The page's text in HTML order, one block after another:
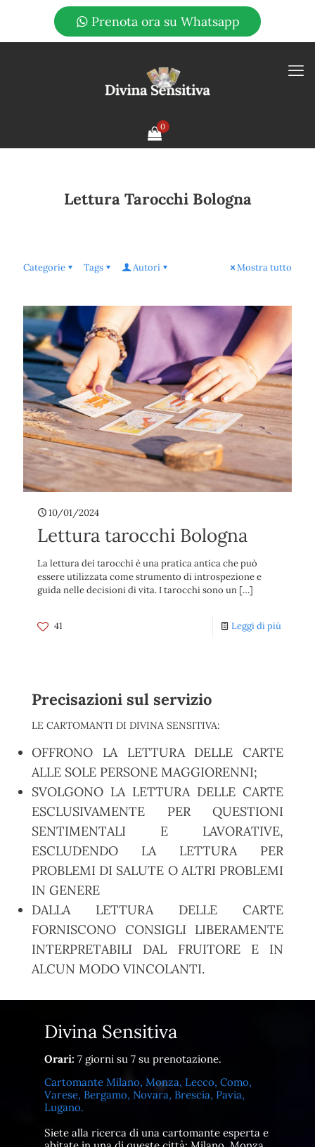
Prenota ora su Whatsapp
0
Lettura Tarocchi Bologna
Categorie Tags Autori Mostra tutto
10/01/2024
Lettura tarocchi Bologna
La lettura dei tarocchi è una pratica antica che può
essere utilizzata come strumento di introspezione e
guida nelle decisioni di vita. I tarocchi sono un […]
41 Leggi di più
Precisazioni sul servizio
LE CARTOMANTI DI DIVINA SENSITIVA:
OFFRONO LA LETTURA DELLE CARTE
ALLE SOLE PERSONE MAGGIORENNI;
SVOLGONO LA LETTURA DELLE CARTE
ESCLUSIVAMENTE PER QUESTIONI
SENTIMENTALI E LAVORATIVE,
ESCLUDENDO LA LETTURA PER
PROBLEMI DI SALUTE O ALTRI PROBLEMI
IN GENERE
DALLA LETTURA DELLE CARTE
FORNISCONO CONSIGLI LIBERAMENTE
INTERPRETABILI DAL FRUITORE E IN
ALCUN MODO VINCOLANTI.
Divina Sensitiva
Orari: 7 giorni su 7 su prenotazione.
Cartomante Milano, Monza, Lecco, Como,
Varese, Bergamo, Novara, Brescia, Pavia,
Lugano.
Siete alla ricerca di una cartomante esperta e